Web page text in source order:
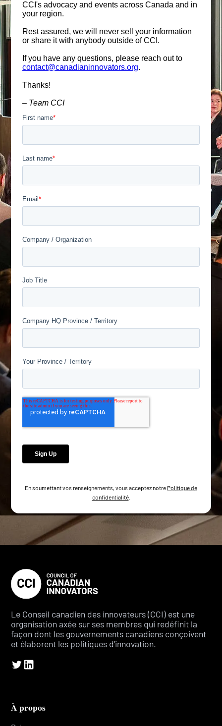
En soumettant vos renseignements, vous acceptez notre Politique de
confidentialité.
Le Conseil canadien des innovateurs (CCI) est une
organisation axée sur ses membres qui redéfinit la
façon dont les gouvernements canadiens conçoivent
et élaborent les politiques d'innovation.
À propos